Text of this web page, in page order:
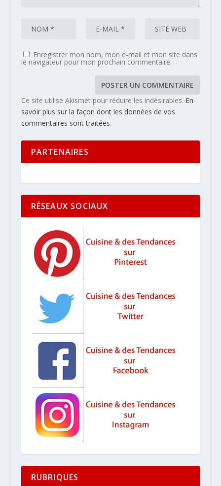
Enregistrer mon nom, mon e-mail et mon site dans
le navigateur pour mon prochain commentaire.
Ce site utilise Akismet pour réduire les indésirables. En
savoir plus sur la façon dont les données de vos
commentaires sont traitées.
PARTENAIRES
RÉSEAUX SOCIAUX
RUBRIQUES